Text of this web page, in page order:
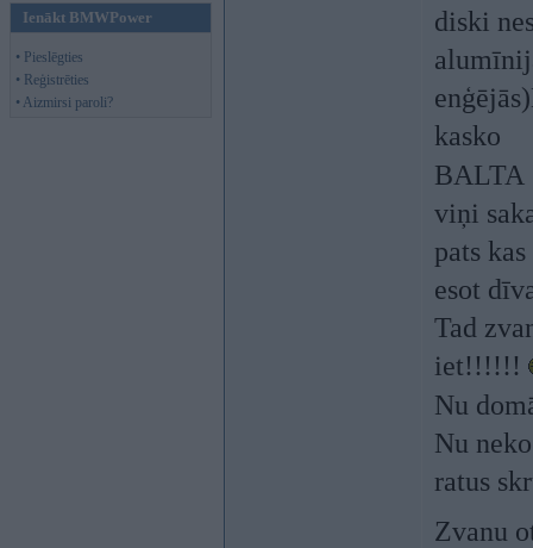
Ienākt BMWPower
• Pieslēgties
• Reģistrēties
• Aizmirsi paroli?
diski
kasko
BALTA
viņi
pats
esot
Tad
iet!!!!!!
Nu
Nu
ratus
Zvanu